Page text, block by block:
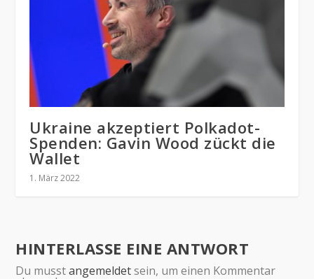
Ukraine akzeptiert Polkadot-
Spenden: Gavin Wood zückt die
Wallet
1. März 2022
HINTERLASSE EINE ANTWORT
Du musstangemeldetsein, um einen Kommentar